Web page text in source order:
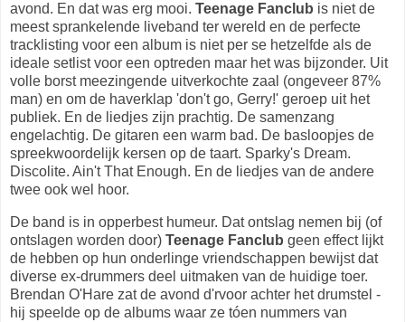
avond. En dat was erg mooi. Teenage Fanclub is niet de
meest sprankelende liveband ter wereld en de perfecte
tracklisting voor een album is niet per se hetzelfde als de
ideale setlist voor een optreden maar het was bijzonder. Uit
volle borst meezingende uitverkochte zaal (ongeveer 87%
man) en om de haverklap 'don't go, Gerry!' geroep uit het
publiek. En de liedjes zijn prachtig. De samenzang
engelachtig. De gitaren een warm bad. De basloopjes de
spreekwoordelijk kersen op de taart. Sparky's Dream.
Discolite. Ain't That Enough. En de liedjes van de andere
twee ook wel hoor.
De band is in opperbest humeur. Dat ontslag nemen bij (of
ontslagen worden door) Teenage Fanclub geen effect lijkt
de hebben op hun onderlinge vriendschappen bewijst dat
diverse ex-drummers deel uitmaken van de huidige toer.
Brendan O'Hare zat de avond d'rvoor achter het drumstel -
hij speelde op de albums waar ze tóen nummers van